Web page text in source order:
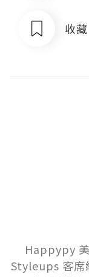
收藏
Happypy
Styleups 客